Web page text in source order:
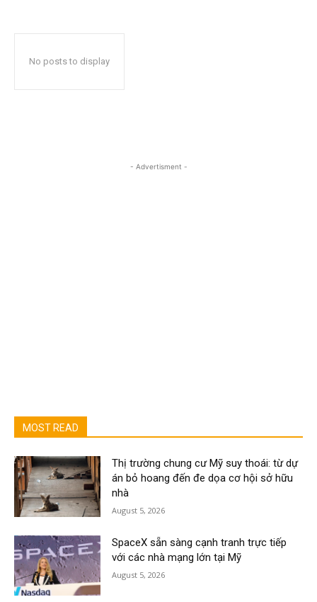
No posts to display
- Advertisment -
MOST READ
Thị trường chung cư Mỹ suy thoái: từ dự
án bỏ hoang đến đe dọa cơ hội sở hữu
nhà
August 5, 2026
SpaceX sẵn sàng cạnh tranh trực tiếp
với các nhà mạng lớn tại Mỹ
August 5, 2026